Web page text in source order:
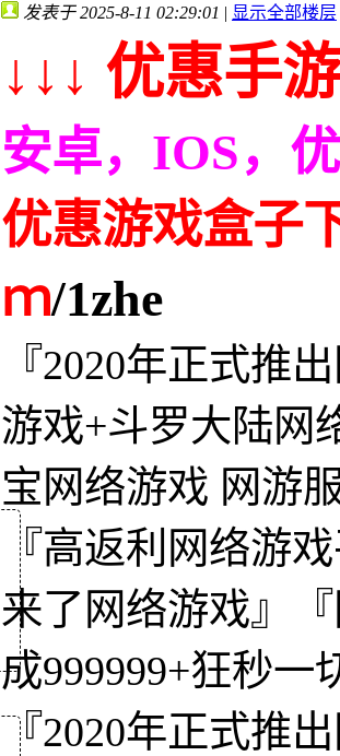
发表于 2025-8-11 02:29:01 | 显示全部楼层
↓↓↓ 优惠手
安卓，IOS，
优惠游戏盒子
ｍ/1zhe
『2020年正式推
游戏+斗罗大陆网
宝网络游戏 网游
『高返利网络游
来了网络游戏』
成999999+狂秒一
『2020年正式推